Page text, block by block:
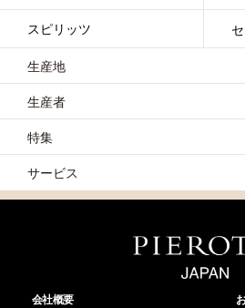
スピリッツ
生産地
生産者
特集
サービス
会社概要